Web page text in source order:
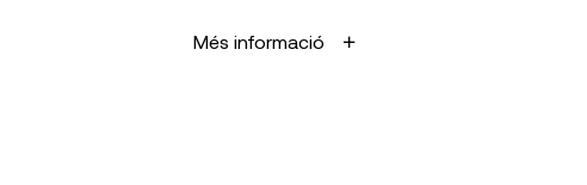
Més informació